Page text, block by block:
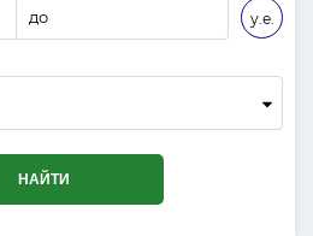
до у.е.
НАЙТИ